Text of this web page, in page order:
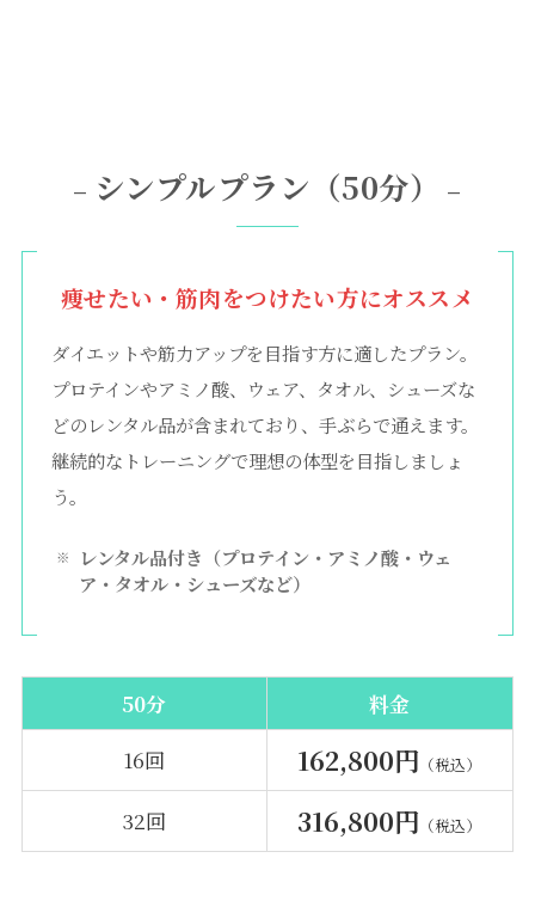
– シンプルプラン（50分） –
痩せたい・筋肉をつけたい方にオススメ
ダイエットや筋力アップを目指す方に適したプラン。
プロテインやアミノ酸、ウェア、タオル、シューズな
どのレンタル品が含まれており、手ぶらで通えます。
継続的なトレーニングで理想の体型を目指しましょ
う。
レンタル品付き（プロテイン・アミノ酸・ウェ
ア・タオル・シューズなど）
50分
料金
16回
162,800円 （税込）
32回 316,800円 （税込）